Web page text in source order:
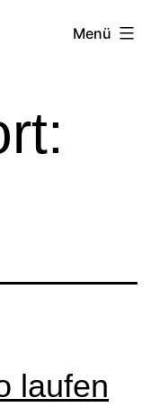
Menü
laufen